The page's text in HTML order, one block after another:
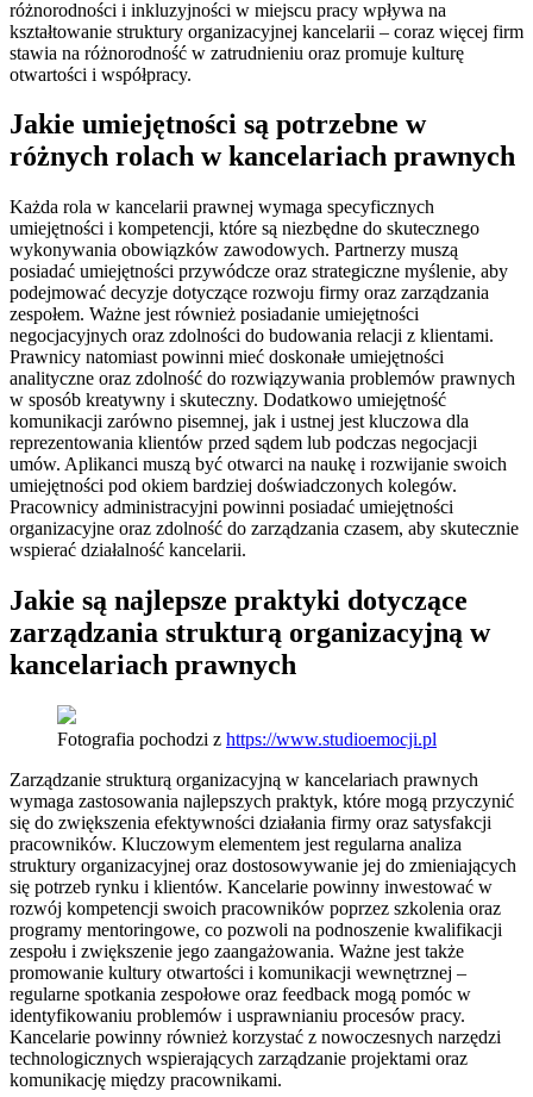
różnorodności i inkluzyjności w miejscu pracy wpływa na
kształtowanie struktury organizacyjnej kancelarii – coraz więcej firm
stawia na różnorodność w zatrudnieniu oraz promuje kulturę
otwartości i współpracy.
Jakie umiejętności są potrzebne w
różnych rolach w kancelariach prawnych
Każda rola w kancelarii prawnej wymaga specyficznych
umiejętności i kompetencji, które są niezbędne do skutecznego
wykonywania obowiązków zawodowych. Partnerzy muszą
posiadać umiejętności przywódcze oraz strategiczne myślenie, aby
podejmować decyzje dotyczące rozwoju firmy oraz zarządzania
zespołem. Ważne jest również posiadanie umiejętności
negocjacyjnych oraz zdolności do budowania relacji z klientami.
Prawnicy natomiast powinni mieć doskonałe umiejętności
analityczne oraz zdolność do rozwiązywania problemów prawnych
w sposób kreatywny i skuteczny. Dodatkowo umiejętność
komunikacji zarówno pisemnej, jak i ustnej jest kluczowa dla
reprezentowania klientów przed sądem lub podczas negocjacji
umów. Aplikanci muszą być otwarci na naukę i rozwijanie swoich
umiejętności pod okiem bardziej doświadczonych kolegów.
Pracownicy administracyjni powinni posiadać umiejętności
organizacyjne oraz zdolność do zarządzania czasem, aby skutecznie
wspierać działalność kancelarii.
Jakie są najlepsze praktyki dotyczące
zarządzania strukturą organizacyjną w
kancelariach prawnych
Fotografia pochodzi z https://www.studioemocji.pl
Zarządzanie strukturą organizacyjną w kancelariach prawnych
wymaga zastosowania najlepszych praktyk, które mogą przyczynić
się do zwiększenia efektywności działania firmy oraz satysfakcji
pracowników. Kluczowym elementem jest regularna analiza
struktury organizacyjnej oraz dostosowywanie jej do zmieniających
się potrzeb rynku i klientów. Kancelarie powinny inwestować w
rozwój kompetencji swoich pracowników poprzez szkolenia oraz
programy mentoringowe, co pozwoli na podnoszenie kwalifikacji
zespołu i zwiększenie jego zaangażowania. Ważne jest także
promowanie kultury otwartości i komunikacji wewnętrznej –
regularne spotkania zespołowe oraz feedback mogą pomóc w
identyfikowaniu problemów i usprawnianiu procesów pracy.
Kancelarie powinny również korzystać z nowoczesnych narzędzi
technologicznych wspierających zarządzanie projektami oraz
komunikację między pracownikami.